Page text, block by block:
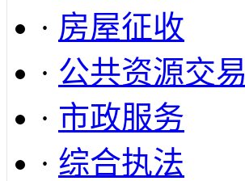
· 房屋征收
· 公共资源交易
· 市政服务
· 综合执法